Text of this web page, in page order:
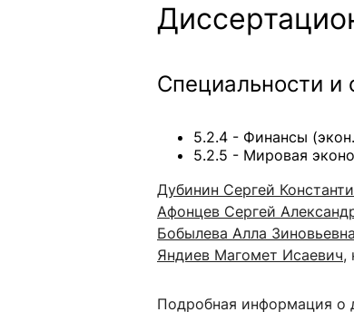
Специальности и
5.2.4 - Финансы
5.2.5 - Мировая
Дубинин Сергей
Афонцев Сергей
Бобылева Алла Зиновьевна
Яндиев Магомет Исаевич,
Подробная информация о